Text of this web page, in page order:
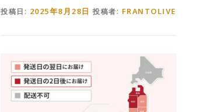
投稿日: 2025年8月28日 投稿者: FRANTOLIVE